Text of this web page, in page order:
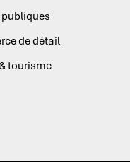
de détail
tourisme